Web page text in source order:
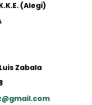
(Alegi)
Zabala